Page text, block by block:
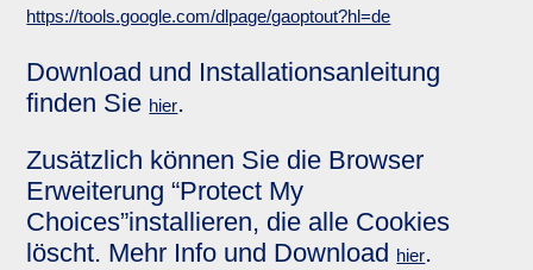
https://tools.google.com/dlpage/gaoptout?hl=de
Download und Installationsanleitung
finden Sie hier.
Zusätzlich können Sie die Browser
Erweiterung “Protect My
Choices”installieren, die alle Cookies
löscht. Mehr Info und Download hier.